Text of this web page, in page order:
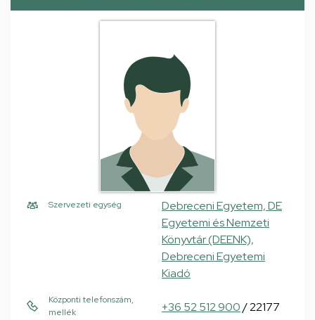
Szervezeti egység
Debreceni Egyetem, DE
Egyetemi és Nemzeti
Könyvtár (DEENK),
Debreceni Egyetemi
Kiadó
Központi telefonszám,
mellék
+36 52 512 900/ 22177